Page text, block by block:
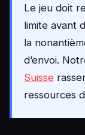
Le jeu doit
limite avant
la
d’envoi.
Suisse
ressources